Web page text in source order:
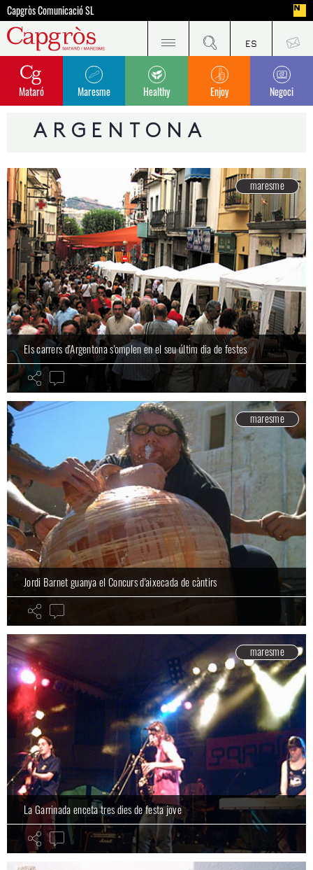
Capgròs Comunicació SL
Mataró Maresme Healthy Enjoy Negoci
ARGENTONA
maresme
maresme
Els carrers d'Argentona s'omplen en el seu últim dia de festes
maresme
Jordi Barnet guanya el Concurs d'aixecada de càntirs
maresme
La Garrinada enceta tres dies de festa jove